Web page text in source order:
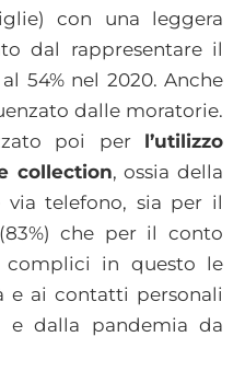
con una leggera
dal rappresentare il
54% nel 2020. Anche
dalle moratorie.
poi per l’utilizzo
collection, ossia della
via telefono, sia per il
che per il conto
complici in questo le
ai contatti personali
e dalla pandemia da